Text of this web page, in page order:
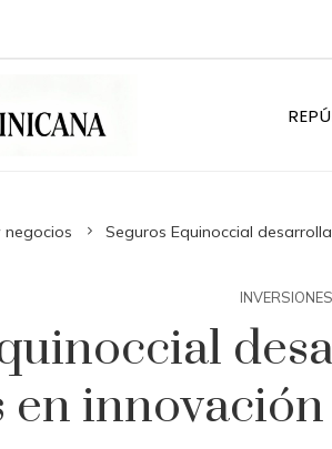
negocios Seguros Equinoccial
en